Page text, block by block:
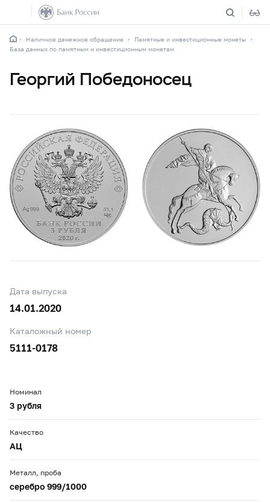
Наличное денежное обращение
Памятные и инвестиционные монеты
База данных по памятным и инвестиционным монетам
Георгий Победоносец
Дата выпуска
14.01.2020
Каталожный номер
5111-0178
Номинал
3 рубля
Качество
АЦ
Металл, проба
серебро 999/1000